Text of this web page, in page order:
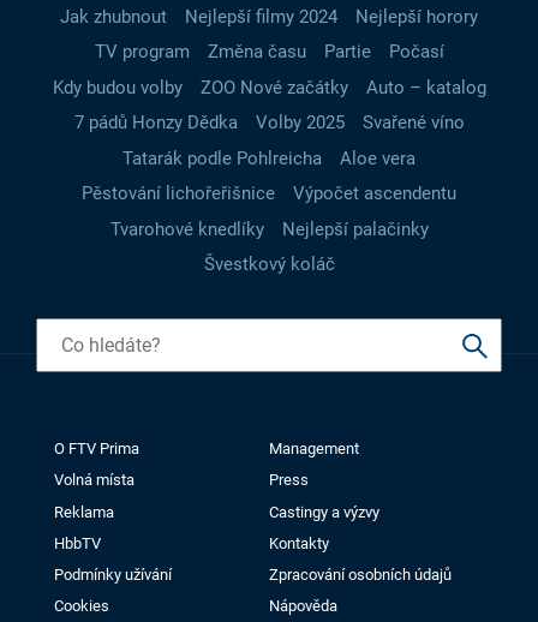
Jak zhubnout Nejlepší filmy 2024
Nejlepší horory
TV program
Změna času Partie
Počasí
Kdy budou volby
ZOO Nové začátky
Auto – katalog
7 pádů Honzy Dědka
Volby 2025
Svařené víno
Tatarák podle Pohlreicha
Aloe vera
Pěstování lichořeřišnice
Výpočet ascendentu
Tvarohové knedlíky
Nejlepší palačinky
Švestkový koláč
O FTV Prima
Management
Volná místa
Press
Reklama
Castingy a výzvy
HbbTV
Kontakty
Podmínky užívání
Zpracování osobních údajů
Cookies
Nápověda